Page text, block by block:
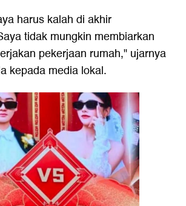
harus kalah di akhir
tidak mungkin membiarkan
pekerjaan rumah," ujarnya
kepada media lokal.